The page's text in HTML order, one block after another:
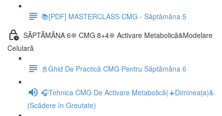
📚[PDF] MASTERCLASS CMG - Săptămâna 5
SĂPTĂMÂNA 6❊ CMG 8+4❊ Activare Metabolică&Modelare
Celulară
📓Ghid De Practică CMG Pentru Săptămâna 6
🎧Tehnica CMG De Activare Metabolică(☀️Dimineața)&
(Scădere în Greutate)